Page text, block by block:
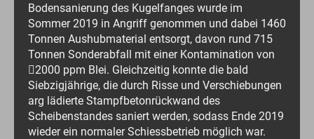
Bodensanierung des Kugelfanges wurde im
Sommer 2019 in Angriff genommen und dabei 1460
Tonnen Aushubmaterial entsorgt, davon rund 715
Tonnen Sonderabfall mit einer Kontamination von
2000 ppm Blei. Gleichzeitig konnte die bald
Siebzigjährige, die durch Risse und Verschiebungen
arg lädierte Stampfbetonrückwand des
Scheibenstandes saniert werden, sodass Ende 2019
wieder ein normaler Schiessbetrieb möglich war.